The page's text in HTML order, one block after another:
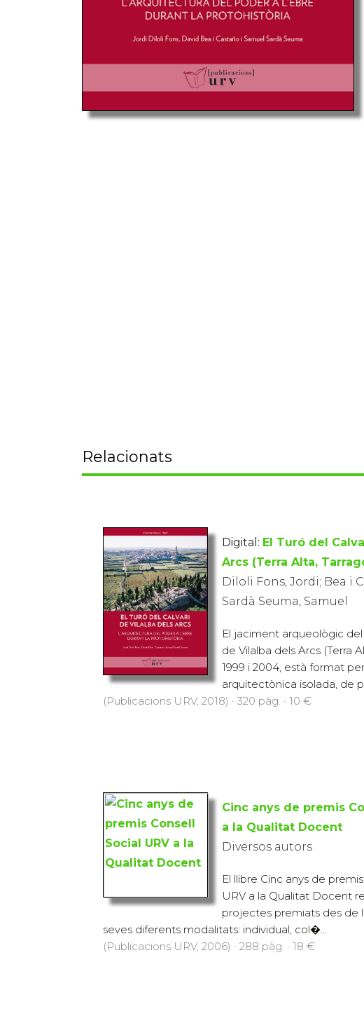
Relacionats
Digital: El Turó del
Arcs (Terra Alta,
Diloli Fons, Jordi; Bea i
Sardà Seuma, Samuel
El jaciment arqueològic del
de Vilalba dels Arcs (Terra
1999 i 2004, està format
arquitectònica isolada, de
(Publicacions URV, 2018) · 320 pàg. · 10 €
Cinc anys de premis
a la Qualitat Docent
Diversos autors
El llibre Cinc anys de
URV a la Qualitat Docent
projectes premiats des de
seves diferents modalitats: individual, col�...
(Publicacions URV, 2006) · 288 pàg. · 18 €